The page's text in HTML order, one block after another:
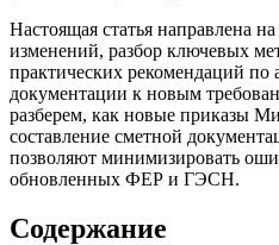
Настоящая статья направлена
изменений, разбор ключевых
практических рекомендаций по
документации к новым
разберем, как новые приказы
составление сметной
позволяют минимизировать
обновленных ФЕР и ГЭСН.
Содержание